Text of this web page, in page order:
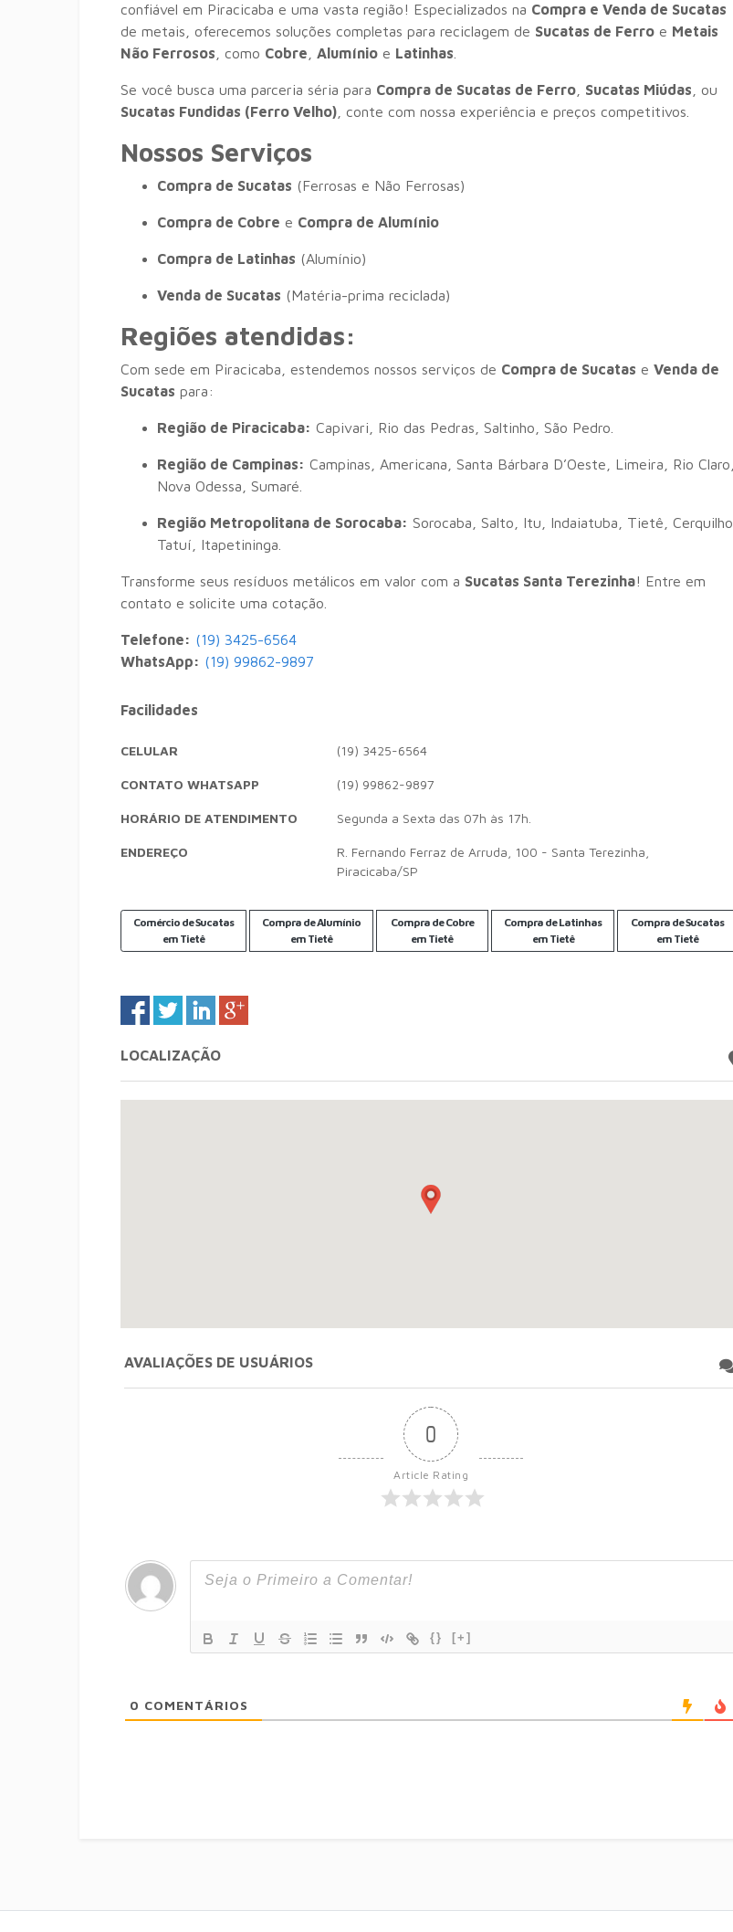
confiável em Piracicaba e uma vasta região! Especializados na Compra e Venda de Sucatas
de metais, oferecemos soluções completas para reciclagem de Sucatas de Ferro e Metais
Não Ferrosos , como Cobre Alumínio e Latinhas
Se você busca uma parceria séria para Compra de Sucatas de Ferro Sucatas Miúdas , ou
Sucatas Fundidas (Ferro Velho) , conte com nossa experiência e preços competitivos.
Nossos Serviços
Compra de Sucatas (Ferrosas e Não Ferrosas)
Compra de Cobre e Compra de Alumínio
Compra de Latinhas (Alumínio)
Venda de Sucatas (Matéria-prima reciclada)
Regiões atendidas:
Com sede em Piracicaba, estendemos nossos serviços de Compra de Sucatas e Venda de
Sucatas para:
Região de Piracicaba: Capivari, Rio das Pedras, Saltinho, São Pedro.
Região de Campinas: Campinas, Americana, Santa Bárbara D’Oeste, Limeira, Rio Claro,
Nova Odessa, Sumaré.
Região Metropolitana de Sorocaba: Sorocaba, Salto, Itu, Indaiatuba, Tietê, Cerquilho,
Tatuí, Itapetininga.
Transforme seus resíduos metálicos em valor com a Sucatas Santa Terezinha! Entre em
contato e solicite uma cotação.
Telefone: (19) 3425-6564
WhatsApp: (19) 99862-9897
Facilidades
CELULAR (19) 3425-6564
CONTATO WHATSAPP (19) 99862-9897
HORÁRIO DE ATENDIMENTO Segunda a Sexta das 07h às 17h.
ENDEREÇO
R. Fernando Ferraz de Arruda, 100 - Santa Terezinha,
Piracicaba/SP
Comércio de Sucatas
em Tietê
Compra de Alumínio
em Tietê
Compra de Cobre
em Tietê
Compra de Latinhas
em Tietê
Compra de Sucatas
em Tietê
LOCALIZAÇÃO
AVALIAÇÕES DE USUÁRIOS
0
Article Rating
{} [+]
0 COMENTÁRIOS